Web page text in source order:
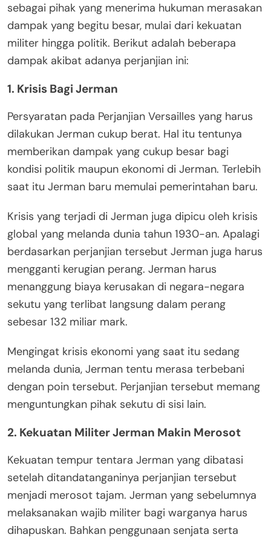
sebagai pihak yang menerima hukuman merasakan
dampak yang begitu besar, mulai dari kekuatan
militer hingga politik. Berikut adalah beberapa
dampak akibat adanya perjanjian ini:
1. Krisis Bagi Jerman
Persyaratan pada Perjanjian Versailles yang harus
dilakukan Jerman cukup berat. Hal itu tentunya
memberikan dampak yang cukup besar bagi
kondisi politik maupun ekonomi di Jerman. Terlebih
saat itu Jerman baru memulai pemerintahan baru.
Krisis yang terjadi di Jerman juga dipicu oleh krisis
global yang melanda dunia tahun 1930-an. Apalagi
berdasarkan perjanjian tersebut Jerman juga harus
mengganti kerugian perang. Jerman harus
menanggung biaya kerusakan di negara-negara
sekutu yang terlibat langsung dalam perang
sebesar 132 miliar mark.
Mengingat krisis ekonomi yang saat itu sedang
melanda dunia, Jerman tentu merasa terbebani
dengan poin tersebut. Perjanjian tersebut memang
menguntungkan pihak sekutu di sisi lain.
2. Kekuatan Militer Jerman Makin Merosot
Kekuatan tempur tentara Jerman yang dibatasi
setelah ditandatanganinya perjanjian tersebut
menjadi merosot tajam. Jerman yang sebelumnya
melaksanakan wajib militer bagi warganya harus
dihapuskan. Bahkan penggunaan senjata serta